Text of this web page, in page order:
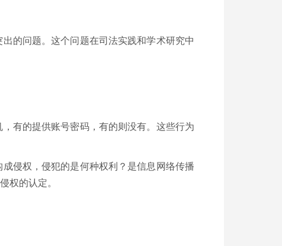
的问题。这个问题在司法实践和学术研究中
有的提供账号密码，有的则没有。这些行为
侵权，侵犯的是何种权利？是信息网络传播
权的认定。